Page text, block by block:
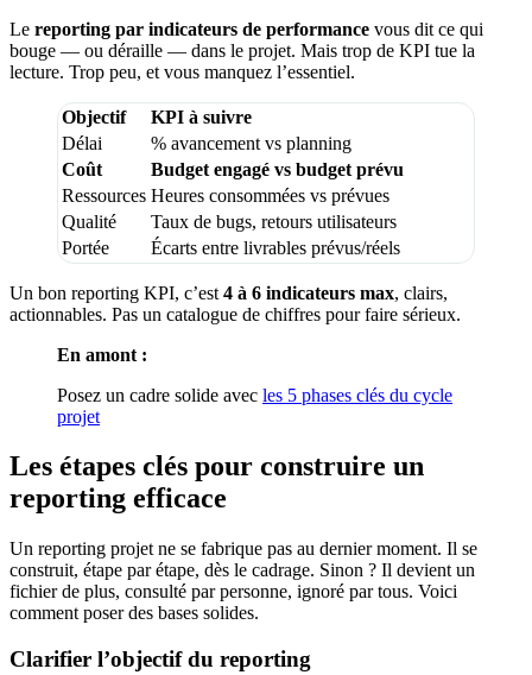
Le reporting par indicateurs de performance vous dit ce qui
bouge — ou déraille — dans le projet. Mais trop de KPI tue la
lecture. Trop peu, et vous manquez l’essentiel.
Objectif
KPI à suivre
Délai
% avancement vs planning
Coût
Budget engagé vs budget prévu
Ressources Heures consommées vs prévues
Qualité
Taux de bugs, retours utilisateurs
Portée
Écarts entre livrables prévus/réels
Un bon reporting KPI, c’est 4 à 6 indicateurs max, clairs,
actionnables. Pas un catalogue de chiffres pour faire sérieux.
En amont :
Posez un cadre solide avec les 5 phases clés du cycle
projet
Les étapes clés pour construire un
reporting efficace
Un reporting projet ne se fabrique pas au dernier moment. Il se
construit, étape par étape, dès le cadrage. Sinon ? Il devient un
fichier de plus, consulté par personne, ignoré par tous. Voici
comment poser des bases solides.
Clarifier l’objectif du reporting